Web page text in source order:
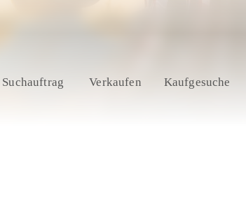
Suchauftrag Verkaufen Kaufgesuche